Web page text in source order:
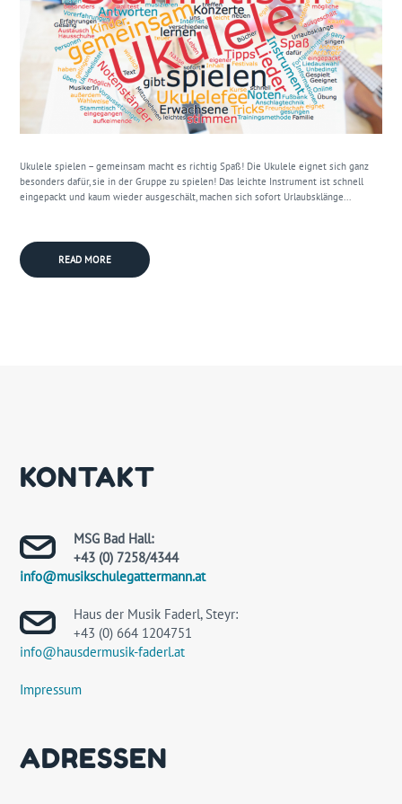
Ukulele spielen – gemeinsam macht es richtig Spaß! Die Ukulele eignet sich ganz
besonders dafür, sie in der Gruppe zu spielen! Das leichte Instrument ist schnell
eingepackt und kaum wieder ausgeschält, machen sich sofort Urlaubsklänge...
READ MORE
KONTAKT
MSG Bad Hall:
+43 (0) 7258/4344
info@musikschulegattermann.at
Haus der Musik Faderl, Steyr:
+43 (0) 664 1204751
info@hausdermusik-faderl.at
Impressum
ADRESSEN